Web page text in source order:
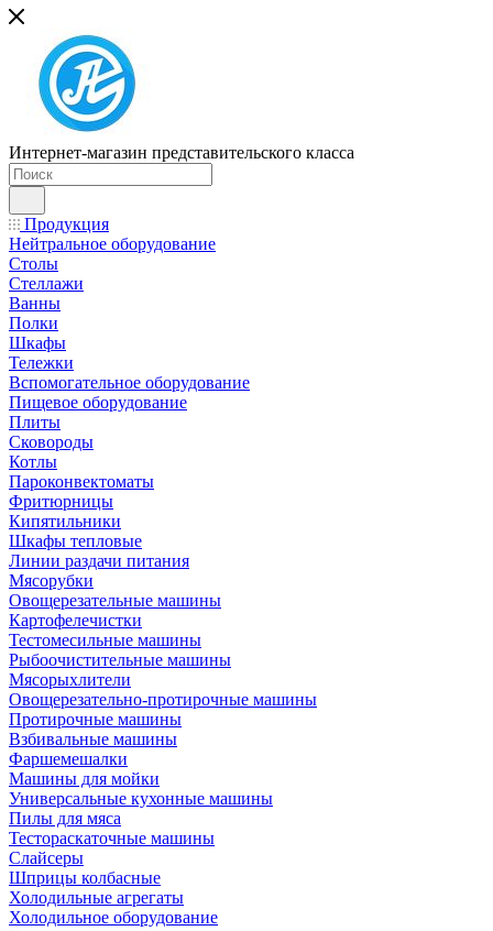
Интернет-магазин представительского класса
Продукция
Нейтральное оборудование
Столы
Стеллажи
Ванны
Полки
Шкафы
Тележки
Вспомогательное оборудование
Пищевое оборудование
Плиты
Сковороды
Котлы
Пароконвектоматы
Фритюрницы
Кипятильники
Шкафы тепловые
Линии раздачи питания
Мясорубки
Овощерезательные машины
Картофелечистки
Тестомесильные машины
Рыбоочистительные машины
Мясорыхлители
Овощерезательно-протирочные машины
Протирочные машины
Взбивальные машины
Фаршемешалки
Машины для мойки
Универсальные кухонные машины
Пилы для мяса
Тестораскаточные машины
Слайсеры
Шприцы колбасные
Холодильные агрегаты
Холодильное оборудование